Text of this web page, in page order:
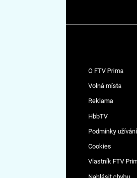
O FTV Prima
Volná místa
Reklama
HbbTV
Podmínky užívání
Cookies
Vlastník FTV